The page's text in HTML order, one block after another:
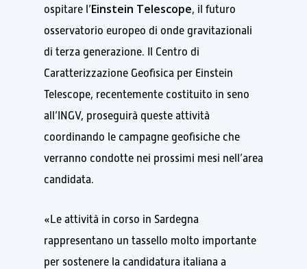
ospitare l’Einstein Telescope, il futuro
osservatorio europeo di onde gravitazionali
di terza generazione. Il Centro di
Caratterizzazione Geofisica per Einstein
Telescope, recentemente costituito in seno
all’INGV, proseguirà queste attività
coordinando le campagne geofisiche che
verranno condotte nei prossimi mesi nell’area
candidata.
«Le attività in corso in Sardegna
rappresentano un tassello molto importante
per sostenere la candidatura italiana a